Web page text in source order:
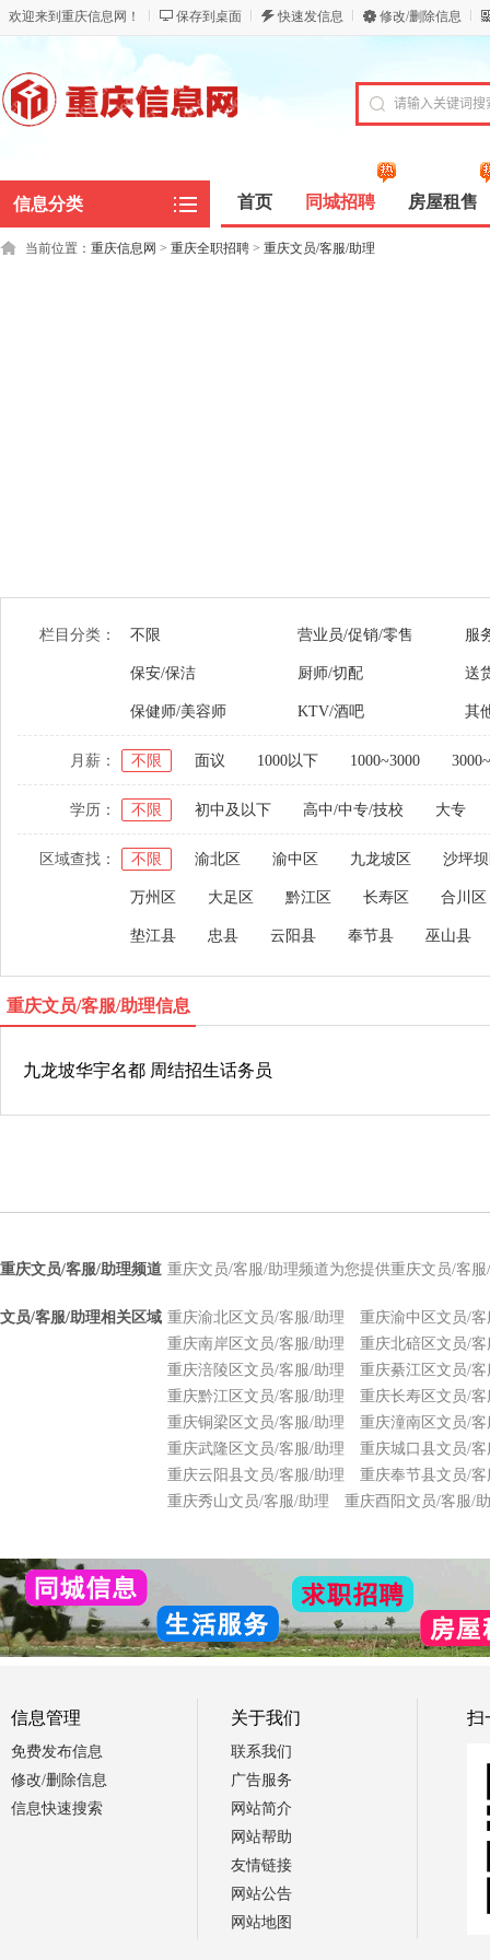
欢迎来到重庆信息网！ 保存到桌面 快速发信息 修改/删除信息
信息分类 首页 同城招聘 房屋租售
当前位置： 重庆信息网 > 重庆全职招聘 > 重庆文员/客服/助理
栏目分类： 不限 营业员/促销/零售 服
保安/保洁 厨师/切配 送
保健师/美容师 KTV/酒吧 其
月薪： 不限 面议 1000以下 1000~3000
学历： 不限 初中及以下 高中/中专/技校 大专
区域查找： 不限 渝北区 渝中区 九龙坡区 沙坪
万州区 大足区 黔江区 长寿区 合川区
垫江县 忠县 云阳县 奉节县 巫山县
重庆文员/客服/助理信息
九龙坡华宇名都 周结招生话务员
重庆文员/客服/助理频道 重庆文员/客服/助理频道为您提供重庆文员/客
文员/客服/助理相关区域 重庆渝北区文员/客服/助理
重庆渝中区文员/
重庆南岸区文员/客服/助理
重庆北碚区文员/
重庆涪陵区文员/客服/助理
重庆綦江区文员/
重庆黔江区文员/客服/助理
重庆长寿区文员/
重庆铜梁区文员/客服/助理
重庆潼南区文员/
重庆武隆区文员/客服/助理
重庆城口县文员/
重庆云阳县文员/客服/助理
重庆奉节县文员/
重庆秀山文员/客服/助理
重庆酉阳文员/客服/
信息管理
免费发布信息
修改/删除信息
信息快速搜索
关于我们
联系我们
广告服务
网站简介
网站帮助
友情链接
网站公告
网站地图
扫